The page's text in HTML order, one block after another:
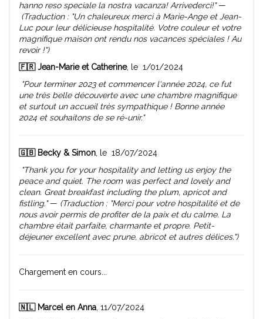
hanno reso speciale la nostra vacanza! Arrivederci!"—
(Traduction : "Un chaleureux merci à Marie-Ange et Jean-
Luc pour leur délicieuse hospitalité. Votre couleur et votre
magnifique maison ont rendu nos vacances spéciales ! Au
revoir !")
🇫🇷 Jean-Marie et Catherine, le 1/01/2024
"Pour terminer 2023 et commencer l'année 2024, ce fut
une très belle découverte avec une chambre magnifique
et surtout un accueil très sympathique ! Bonne année
2024 et souhaitons de se ré-unir."
🇬🇧 Becky & Simon, le 18/07/2024
"Thank you for your hospitality and letting us enjoy the
peace and quiet. The room was perfect and lovely and
clean. Great breakfast including the plum, apricot and
fistling."— (Traduction : "Merci pour votre hospitalité et de
nous avoir permis de profiter de la paix et du calme. La
chambre était parfaite, charmante et propre. Petit-
déjeuner excellent avec prune, abricot et autres délices.")
Chargement en cours...
🇳🇱 Marcel en Anna, 11/07/2024